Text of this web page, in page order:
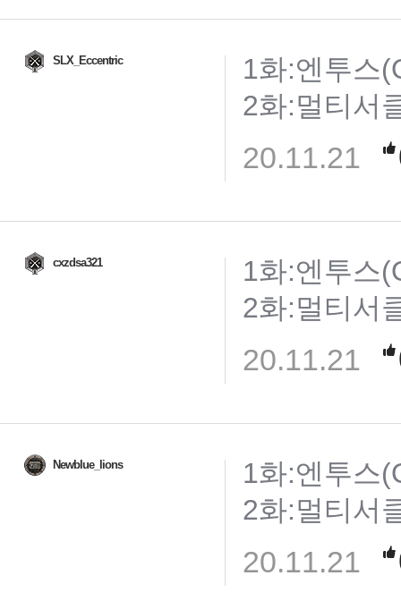
SLX_Eccentric
1화:엔투스
2화:멀티서
20.11.21
cxzdsa321
1화:엔투스
2화:멀티서
20.11.21
Newblue_lions
1화:엔투스
2화:멀티서
20.11.21